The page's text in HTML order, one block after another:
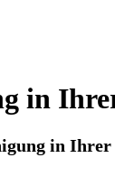
in
in Ihrer